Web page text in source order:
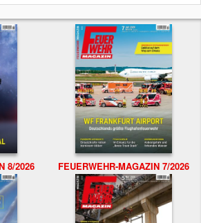
8/2026 FEUERWEHR-MAGAZIN 7/2026